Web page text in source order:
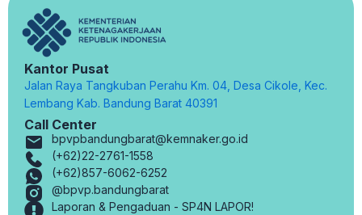
Kantor Pusat
Jalan Raya Tangkuban Perahu Km. 04, Desa Cikole, Kec.
Lembang Kab. Bandung Barat 40391
Call Center
bpvpbandungbarat@kemnaker.go.id
(+62)22-2761-1558
(+62)857-6062-6252
@bpvp.bandungbarat
Laporan & Pengaduan - SP4N LAPOR!